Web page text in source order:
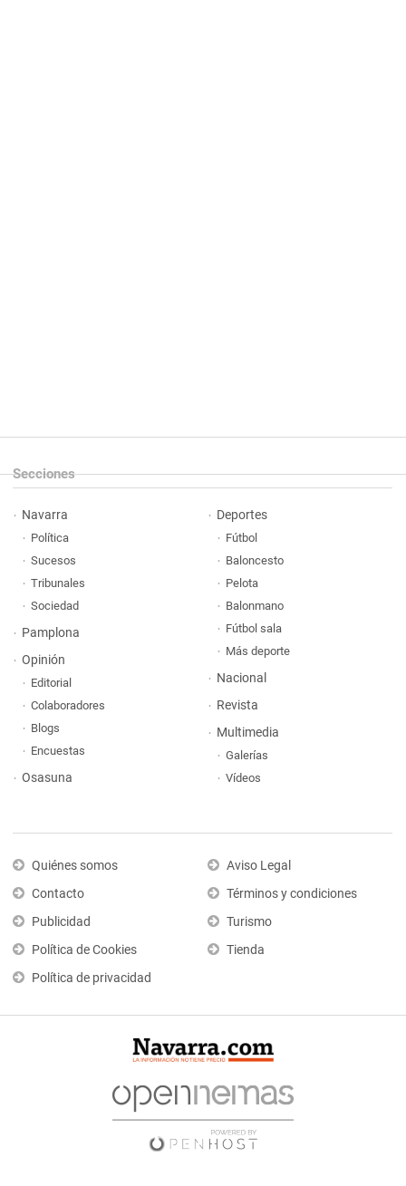
Secciones
Navarra
Política
Sucesos
Tribunales
Sociedad
Pamplona
Opinión
Editorial
Colaboradores
Blogs
Encuestas
Osasuna
Deportes
Fútbol
Baloncesto
Pelota
Balonmano
Fútbol sala
Más deporte
Nacional
Revista
Multimedia
Galerías
Vídeos
Quiénes somos
Contacto
Publicidad
Política de Cookies
Política de privacidad
Aviso Legal
Términos y condiciones
Turismo
Tienda